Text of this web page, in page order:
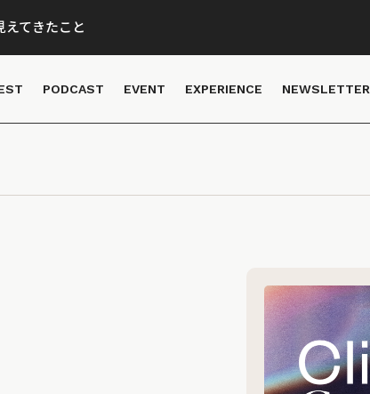
えてきたこと
PODCAST EVENT EXPERIENCE NEWSLETTER